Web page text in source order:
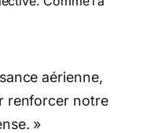
aérienne,
renforcer notre
»